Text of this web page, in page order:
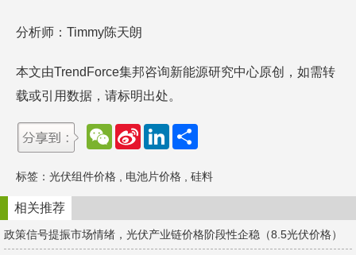
分析师：Timmy陈天朗
本文由TrendForce集邦咨询新能源研究中心原创，如需转
载或引用数据，请标明出处。
W
e
a
t
S
a
W
e
b
o
L
k
e
d
n
标签： 光伏组件价格 电池片价格 硅料
相关推荐
政策信号提振市场情绪，光伏产业链价格阶段性企稳（8.5光伏价格）